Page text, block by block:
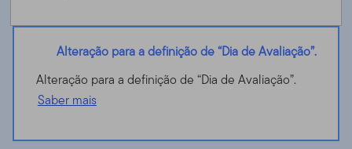
Alteração para a definição de “Dia de Avaliação”.
Alteração para a definição de “Dia de Avaliação”.
Saber mais
- A (acc) EUR - LU0300743431